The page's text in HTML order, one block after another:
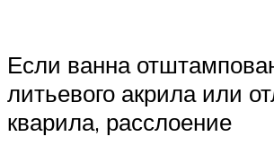
Если ванна
литьевого акрила или
кварила, расслоение